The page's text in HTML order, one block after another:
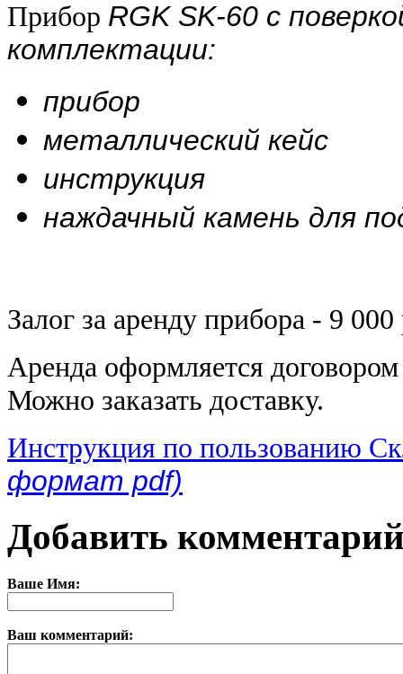
Прибор RGK SK-60 с
комплектации:
прибор
металлический кейс
инструкция
наждачный камень для
Залог за аренду прибора - 9
Аренда оформляется
Можно заказать доставку.
Инструкция по пользованию
формат pdf)
Добавить
Ваше Имя:
Ваш комментарий: